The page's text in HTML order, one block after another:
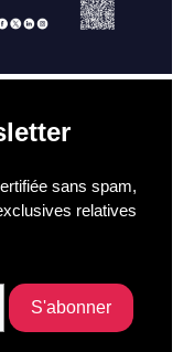
sans spam,
relatives